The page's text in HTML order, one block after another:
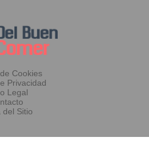
Cookies
Privacidad
Legal
del Sitio